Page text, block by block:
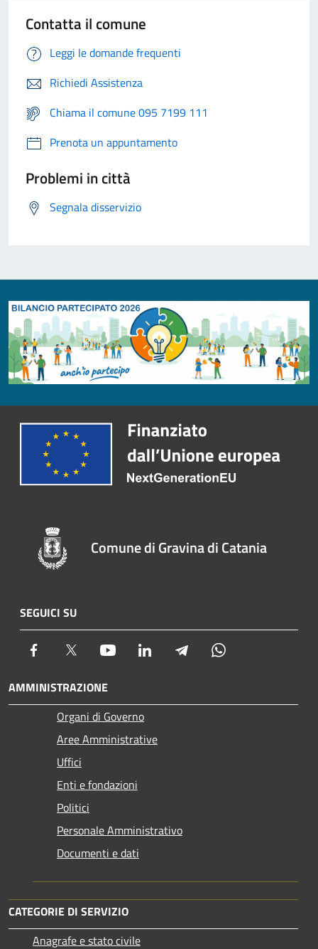
Contatta il comune
Leggi le domande frequenti
Richiedi Assistenza
Chiama il comune 095 7199 111
Prenota un appuntamento
Problemi in città
Segnala disservizio
Comune di Gravina di Catania
SEGUICI SU
Facebook Twitter Youtube LinkedIn Telegram
AMMINISTRAZIONE
Organi di Governo
Aree Amministrative
Uffici
Enti e fondazioni
Politici
Personale Amministrativo
Documenti e dati
CATEGORIE DI SERVIZIO
Anagrafe e stato civile